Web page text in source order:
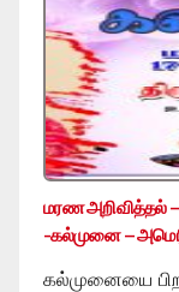
மரண அறிவித்தல் –
-கல்முனை –
கல்முனையை